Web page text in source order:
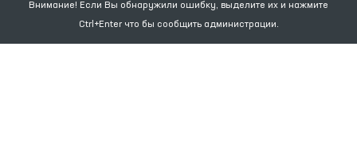
Внимание! Если Вы обнаружили ошибку, выделите их и нажмите
Ctrl+Enter что бы сообщить администрации.